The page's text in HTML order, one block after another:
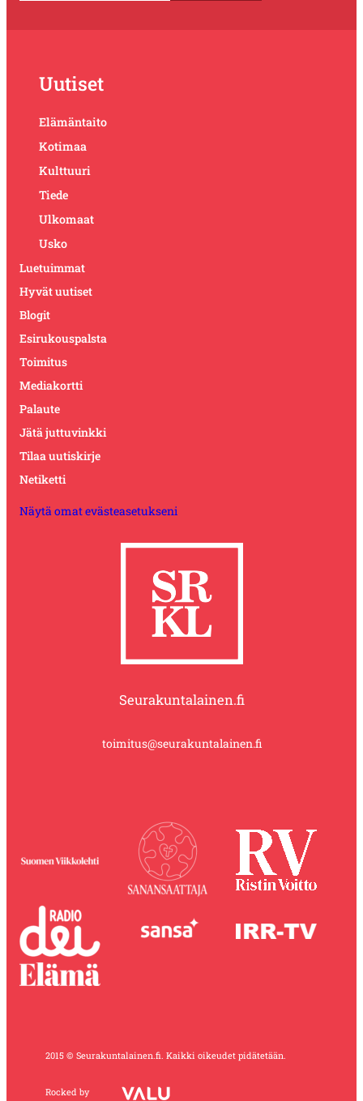
Uutiset
Elämäntaito
Kotimaa
Kulttuuri
Tiede
Ulkomaat
Usko
Luetuimmat
Hyvät uutiset
Blogit
Esirukouspalsta
Toimitus
Mediakortti
Palaute
Jätä juttuvinkki
Tilaa uutiskirje
Netiketti
Näytä omat evästeasetukseni
Seurakuntalainen.fi
toimitus@seurakuntalainen.fi
2015 © Seurakuntalainen.fi. Kaikki oikeudet pidätetään.
Rocked by